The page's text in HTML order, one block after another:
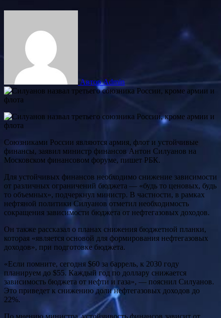
Автор Admin
Союзниками России являются армия, флот и устойчивые
финансы, заявил министр финансов Антон Силуанов на
Московском финансовом форуме, пишет РБК.
Для устойчивых финансов необходимо снижение зависимости
от различных ограничений бюджета — «будь то ценовых, будь
то объемных», подчеркнул министр. В частности, в рамках
нефтяной политики Силуанов отметил необходимость
сокращения зависимости бюджета от нефтегазовых доходов.
Он также рассказал о планах снижения бюджетной планки,
которая «является основой для формирования нефтегазовых
доходов», при подготовке бюджета.
«Если помните, сегодня $60 за баррель, к 2030 году
планируем до $55. Каждый год по доллару снижается
зависимость бюджета от нефти и газа», — пояснил Силуанов.
Это приведет к снижению доли нефтегазовых доходов до
22%.
По мнению министра, устойчивость финансов зависит от